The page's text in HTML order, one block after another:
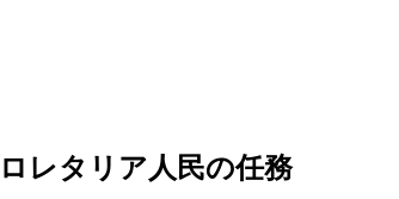
レタリア人民の任務